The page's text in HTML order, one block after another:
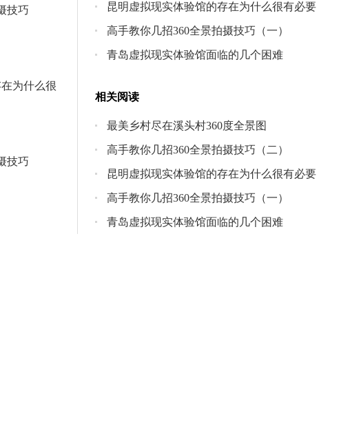
技巧
为什么很
技巧
昆明虚拟现实体验馆的存在为什么很有必要
高手教你几招360全景拍摄技巧（一）
青岛虚拟现实体验馆面临的几个困难
相关阅读
最美乡村尽在溪头村360度全景图
高手教你几招360全景拍摄技巧（二）
昆明虚拟现实体验馆的存在为什么很有必要
高手教你几招360全景拍摄技巧（一）
青岛虚拟现实体验馆面临的几个困难